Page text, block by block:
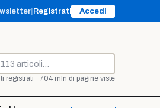
Registrati Accedi
registrati · 704 mln di pagine viste